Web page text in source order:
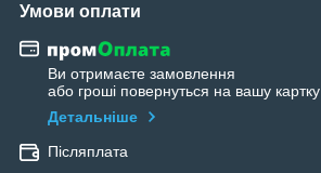
Умови оплати
Ви отримаєте замовлення
або гроші повернуться на вашу картку
Детальніше
Післяплата